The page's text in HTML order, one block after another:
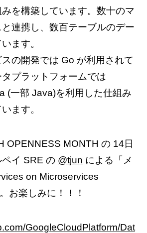
を構築しています。数十のマ
連携し、数百テーブルのデー
ます。
の開発では Go が利用されて
プラットフォームでは
(一部 Java)を利用した仕組み
ます。
OPENNESS MONTH の 14日
イ SRE の @tjun による「メ
on Microservices
お楽しみに！！！
GoogleCloudPlatform/Dat